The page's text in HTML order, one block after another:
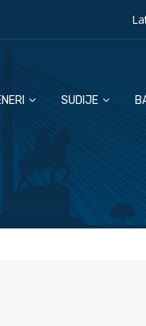
SUDIJE